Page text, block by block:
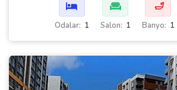
Odalar: 1 Salon: 1
🛁
Banyo: 1